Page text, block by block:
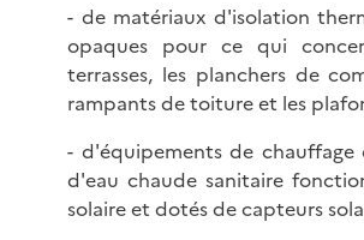
- de matériaux d'isolation
opaques pour ce qui
terrasses, les planchers de
rampants de toiture et les
- d'équipements de
d'eau chaude sanitaire
solaire et dotés de capteurs